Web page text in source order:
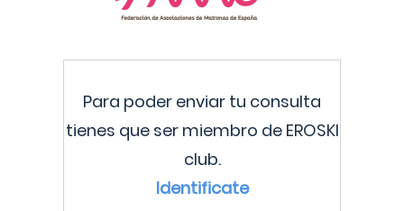
Para poder enviar tu consulta
tienes que ser miembro de EROSKI
club.
Identificate